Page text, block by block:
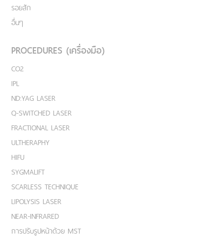
รอยสัก
อื่นๆ
PROCEDURES (เครื่องมือ)
CO2
IPL
ND:YAG LASER
Q-SWITCHED LASER
FRACTIONAL LASER
ULTHERAPHY
HIFU
SYGMALIFT
SCARLESS TECHNIQUE
LIPOLYSIS LASER
NEAR-INFRARED
การปรับรูปหน้าด้วย MST